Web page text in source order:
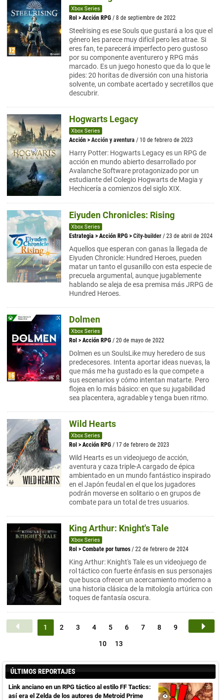
Xbox Series
Rol > Acción RPG / 8 de septiembre de 2022
Steelrising es ese Souls que gustará a los que el
género les parece muy difícil pero les atrae. Si
eres fan, te parecerá imperfecto pero gustoso
por su componente aventurero y RPG más
marcado. Es un juego honesto que da lo que le
pides: 20 horitas de diversión con una historia
solvente, un combate acertado y secretillos que
descubrir.
Hogwarts Legacy
Xbox Series
Acción > Acción y aventura / 10 de febrero de 2023
Harry Potter: Hogwarts Legacy es un RPG de
acción en mundo abierto desarrollado por
Avalanche Software protagonizado por un
estudiante del Colegio Hogwarts de Magia y
Hechicería a comienzos del siglo XIX.
Eiyuden Chronicles: Rising
Xbox Series
Estrategia > Acción RPG > City-builder / 23 de abril de 2024
Aquellos que esperan con ganas la llegada de
Eiyuden Chronicle: Hundred Heroes, pueden
matar un tanto el gusanillo con esta especie de
precuela argumental, aunque jugablemente
hablando se aleja de esa premisa más JRPG de
Hundred Heroes.
Dolmen
Xbox Series
Rol > Acción RPG / 20 de mayo de 2022
Dolmen es un SoulsLike muy heredero de sus
predecesores. Intenta aportar ideas nuevas, la
que más me ha gustado es la que compete a
sus escenarios y cómo intentan matarte. Pero
flojea en lo más básico: en que su jugabilidad
sea placentera, agradable y tenga buen ritmo.
Wild Hearts
Xbox Series
Rol > Acción RPG / 17 de febrero de 2023
Wild Hearts es un videojuego de acción,
aventura y caza triple-A cargado de épica
ambientado en un mundo fantástico inspirado
en el Japón feudal en el que los jugadores
podrán moverse en solitario o en grupos de
combate para un total de tres usuarios.
King Arthur: Knight's Tale
Xbox Series
Rol > Combate por turnos / 22 de febrero de 2024
King Arthur: Knight's Tale es un videojuego de
rol táctico con fuerte énfasis en sus personajes
que busca ofrecer un acercamiento moderno a
una historia clásica de la mitología artúrica con
toques de fantasía oscura.
1 2 3 4 5 6 7 8 9
10 13
ÚLTIMOS REPORTAJES
Link anciano en un RPG táctico al estilo FF Tactics:
así era el Zelda de los autores de Metroid Prime